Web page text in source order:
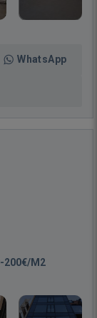
WhatsApp
200€/M2